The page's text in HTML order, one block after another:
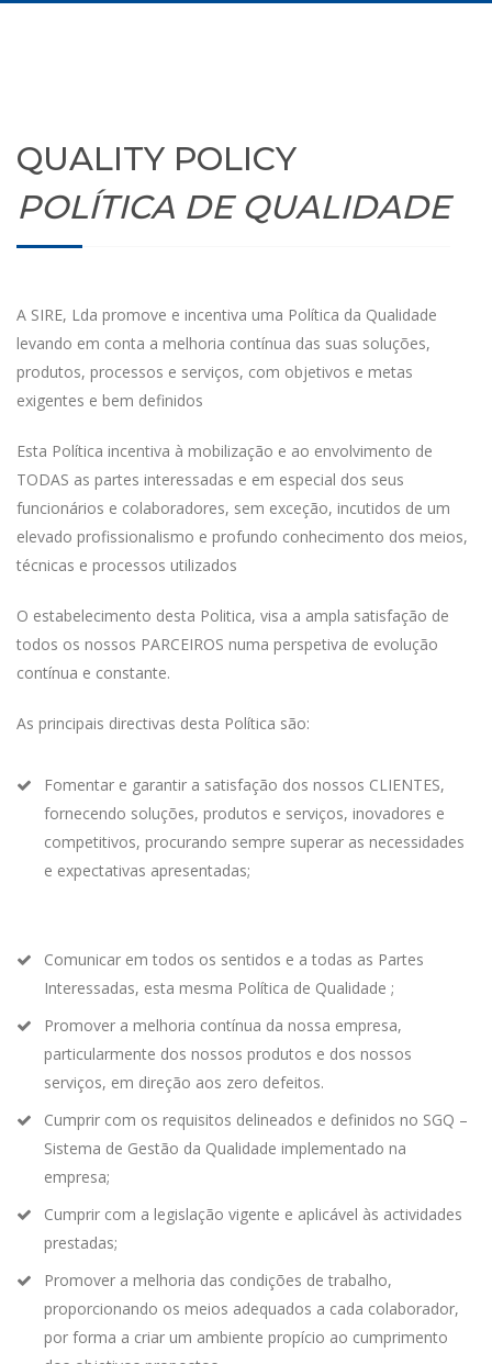
QUALITY POLICY
POLÍTICA DE QUALIDADE
A SIRE, Lda promove e incentiva uma Política da Qualidade
levando em conta a melhoria contínua das suas soluções,
produtos, processos e serviços, com objetivos e metas
exigentes e bem definidos
Esta Política incentiva à mobilização e ao envolvimento de
TODAS as partes interessadas e em especial dos seus
funcionários e colaboradores, sem exceção, incutidos de um
elevado profissionalismo e profundo conhecimento dos meios,
técnicas e processos utilizados
O estabelecimento desta Politica, visa a ampla satisfação de
todos os nossos PARCEIROS numa perspetiva de evolução
contínua e constante.
As principais directivas desta Política são:
Fomentar e garantir a satisfação dos nossos CLIENTES,
fornecendo soluções, produtos e serviços, inovadores e
competitivos, procurando sempre superar as necessidades
e expectativas apresentadas;
Comunicar em todos os sentidos e a todas as Partes
Interessadas, esta mesma Política de Qualidade ;
Promover a melhoria contínua da nossa empresa,
particularmente dos nossos produtos e dos nossos
serviços, em direção aos zero defeitos.
Cumprir com os requisitos delineados e definidos no SGQ –
Sistema de Gestão da Qualidade implementado na
empresa;
Cumprir com a legislação vigente e aplicável às actividades
prestadas;
Promover a melhoria das condições de trabalho,
proporcionando os meios adequados a cada colaborador,
por forma a criar um ambiente propício ao cumprimento